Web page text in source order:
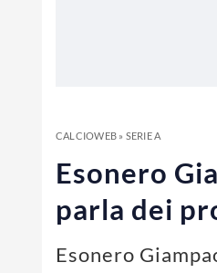
CALCIOWEB» SERIE A
Esonero
parla dei
Esonero